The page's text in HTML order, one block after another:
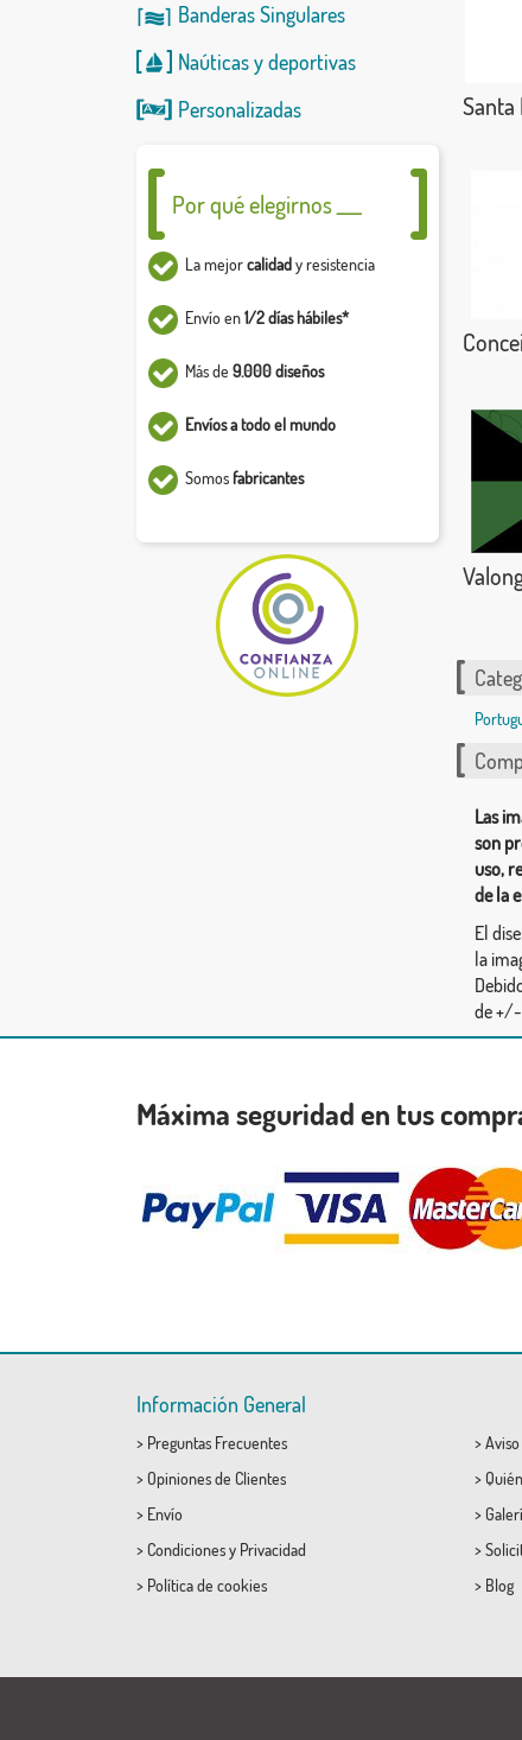
Banderas Singulares
Naúticasydeportivas
Personalizadas
Por qué elegirnos ___
La mejorcalidady resistencia
Envío en1/2 días hábiles*
Más de 9.000 diseños
Envíos a todo el mundo
Somosfabricantes
Santa
Las
son
uso,
de la
El
la
de +/-
Máxima seguridad en tus
Información General
> Preguntas Frecuentes
> Opiniones de Clientes
> Envío
> Condicionesy Privacidad
> Política de cookies
>
>
>
>
> Blog